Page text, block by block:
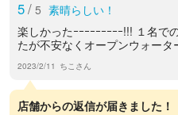
5/ 5 素晴らしい！
楽しかったｰｰｰｰｰｰｰｰｰ!!! １名で
たが不安なくオープンウォー
2023/2/11 ちこさん
店舗からの返信が届きました！